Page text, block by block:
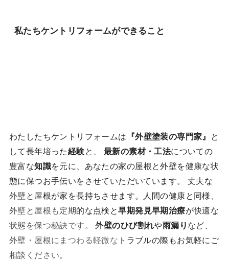
私たちケントリフォームができること
わたしたちケントリフォームは 『外壁塗装の専門家』
と
して長年培った経験と、 最新の素材・工法についての
豊富な知識を元に、あなたの家の屋根と外壁を健康な状
態に保つお手伝いをさせていただいています。 丈夫な
外壁と屋根が家を長持ちさせます。人間の健康と同様、
外壁と屋根も定期的な点検と早期発見早期治療が快適な
状態を保つ秘訣です。外壁のひび割れや雨漏り など、
外壁・屋根にまつわる軽微なトラブルの際もお気軽にご
相談ください。